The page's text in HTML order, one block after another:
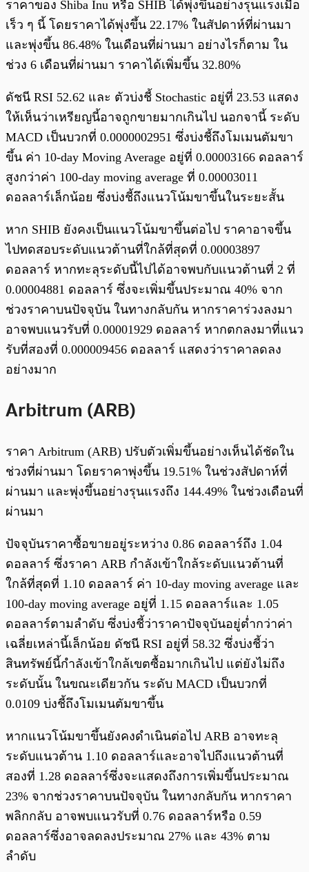
ราคาของ Shiba Inu หรือ SHIB ได้พุ่งขึ้นอย่างรุนแรงเมื่อ
เร็ว ๆ นี้ โดยราคาได้พุ่งขึ้น 22.17% ในสัปดาห์ที่ผ่านมา
และพุ่งขึ้น 86.48% ในเดือนที่ผ่านมา อย่างไรก็ตาม ใน
ช่วง 6 เดือนที่ผ่านมา ราคาได้เพิ่มขึ้น 32.80%
ดัชนี RSI 52.62 และ ตัวบ่งชี้ Stochastic อยู่ที่ 23.53 แสดง
ให้เห็นว่าเหรียญนี้อาจถูกขายมากเกินไป นอกจานี้ ระดับ
MACD เป็นบวกที่ 0.0000002951 ซึ่งบ่งชี้ถึงโมเมนตัมขา
ขึ้น ค่า 10-day Moving Average อยู่ที่ 0.00003166 ดอลลาร์
สูงกว่าค่า 100-day moving average ที่ 0.00003011
ดอลลาร์เล็กน้อย ซึ่งบ่งชี้ถึงแนวโน้มขาขึ้นในระยะสั้น
หาก SHIB ยังคงเป็นแนวโน้มขาขึ้นต่อไป ราคาอาจขึ้น
ไปทดสอบระดับแนวต้านที่ใกล้ที่สุดที่ 0.00003897
ดอลลาร์ หากทะลุระดับนี้ไปได้อาจพบกับแนวต้านที่ 2 ที่
0.00004881 ดอลลาร์ ซึ่งจะเพิ่มขึ้นประมาณ 40% จาก
ช่วงราคาบนปัจจุบัน ในทางกลับกัน หากราคาร่วงลงมา
อาจพบแนวรับที่ 0.00001929 ดอลลาร์ หากตกลงมาที่แนว
รับที่สองที่ 0.000009456 ดอลลาร์ แสดงว่าราคาลดลง
อย่างมาก
Arbitrum (ARB)
ราคา Arbitrum (ARB) ปรับตัวเพิ่มขึ้นอย่างเห็นได้ชัดใน
ช่วงที่ผ่านมา โดยราคาพุ่งขึ้น 19.51% ในช่วงสัปดาห์ที่
ผ่านมา และพุ่งขึ้นอย่างรุนแรงถึง 144.49% ในช่วงเดือนที่
ผ่านมา
ปัจจุบันราคาซื้อขายอยู่ระหว่าง 0.86 ดอลลาร์ถึง 1.04
ดอลลาร์ ซึ่งราคา ARB กำลังเข้าใกล้ระดับแนวต้านที่
ใกล้ที่สุดที่ 1.10 ดอลลาร์ ค่า 10-day moving average และ
100-day moving average อยู่ที่ 1.15 ดอลลาร์และ 1.05
ดอลลาร์ตามลำดับ ซึ่งบ่งชี้ว่าราคาปัจจุบันอยู่ต่ำกว่าค่า
เฉลี่ยเหล่านี้เล็กน้อย ดัชนี RSI อยู่ที่ 58.32 ซึ่งบ่งชี้ว่า
สินทรัพย์นี้กำลังเข้าใกล้เขตซื้อมากเกินไป แต่ยังไม่ถึง
ระดับนั้น ในขณะเดียวกัน ระดับ MACD เป็นบวกที่
0.0109 บ่งชี้ถึงโมเมนตัมขาขึ้น
หากแนวโน้มขาขึ้นยังคงดำเนินต่อไป ARB อาจทะลุ
ระดับแนวต้าน 1.10 ดอลลาร์และอาจไปถึงแนวต้านที่
สองที่ 1.28 ดอลลาร์ซึ่งจะแสดงถึงการเพิ่มขึ้นประมาณ
23% จากช่วงราคาบนปัจจุบัน ในทางกลับกัน หากราคา
พลิกกลับ อาจพบแนวรับที่ 0.76 ดอลลาร์หรือ 0.59
ดอลลาร์ซึ่งอาจลดลงประมาณ 27% และ 43% ตาม
ลำดับ